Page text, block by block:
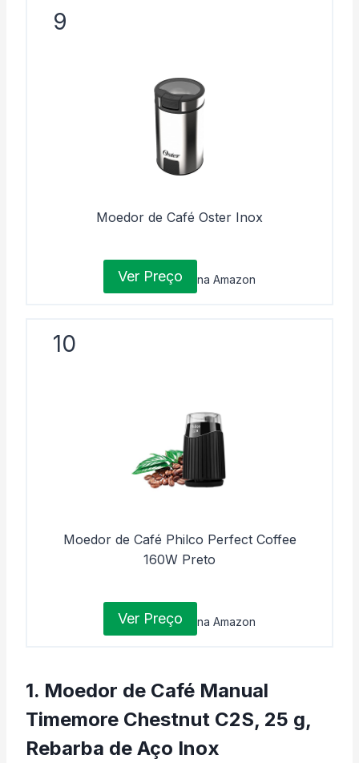
9
Moedor de Café Oster Inox
Ver Preço na Amazon
10
Moedor de Café Philco Perfect Coffee
160W Preto
Ver Preço na Amazon
1. Moedor de Café Manual
Timemore Chestnut C2S, 25 g,
Rebarba de Aço Inox